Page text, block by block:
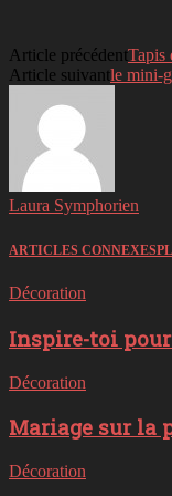
Article précédentTapis
Article suivantle mini-
Laura Symphorien
ARTICLES CONNEXES
Décoration
Inspire-toi
Décoration
Mariage sur la
Décoration